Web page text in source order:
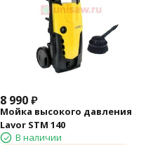
8 990₽
Мойка высокого давления
Lavor STM 140
В наличии